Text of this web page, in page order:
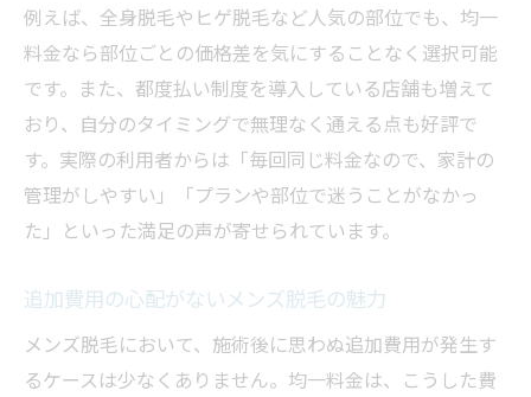
例えば、全身脱毛やヒゲ脱毛など人気の部位でも、均一
料金なら部位ごとの価格差を気にすることなく選択可能
です。また、都度払い制度を導入している店舗も増えて
おり、自分のタイミングで無理なく通える点も好評で
す。実際の利用者からは「毎回同じ料金なので、家計の
管理がしやすい」「プランや部位で迷うことがなかっ
た」といった満足の声が寄せられています。
追加費用の心配がないメンズ脱毛の魅力
メンズ脱毛において、施術後に思わぬ追加費用が発生す
るケースは少なくありません。均一料金は、こうした費